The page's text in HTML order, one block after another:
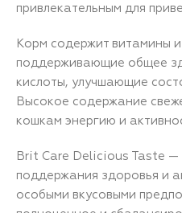
привлекательным для
Корм содержит витамины
поддерживающие общее
кислоты, улучшающие
Высокое содержание
кошкам энергию и
Brit Care Delicious Taste —
поддержания здоровья и
особыми вкусовыми